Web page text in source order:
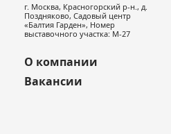
г. Москва, Красногорский р-н., д.
Поздняково, Садовый центр
«Балтия Гарден», Номер
выставочного участка: М-27
О компании
Вакансии